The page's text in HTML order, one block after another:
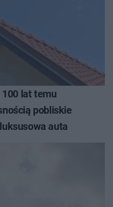
lat temu
pobliskie
auta